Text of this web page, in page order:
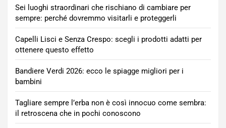
Sei luoghi straordinari che rischiano di cambiare per
sempre: perché dovremmo visitarli e proteggerli
Capelli Lisci e Senza Crespo: scegli i prodotti adatti per
ottenere questo effetto
Bandiere Verdi 2026: ecco le spiagge migliori per i
bambini
Tagliare sempre l’erba non è così innocuo come sembra:
il retroscena che in pochi conoscono